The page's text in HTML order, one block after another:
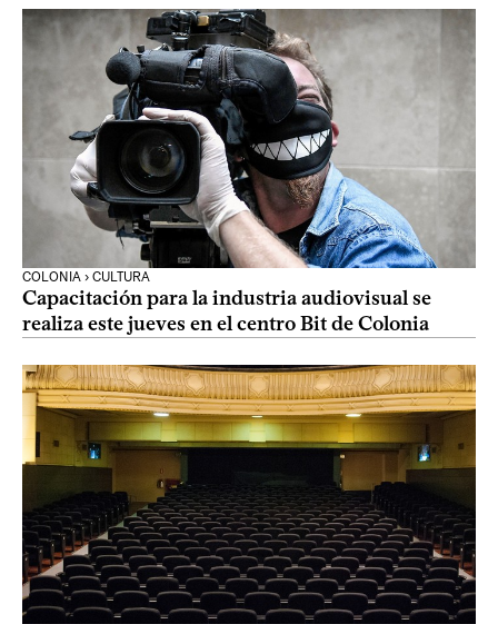
COLONIA › CULTURA
Capacitación para la industria audiovisual se
realiza este jueves en el centro Bit de Colonia